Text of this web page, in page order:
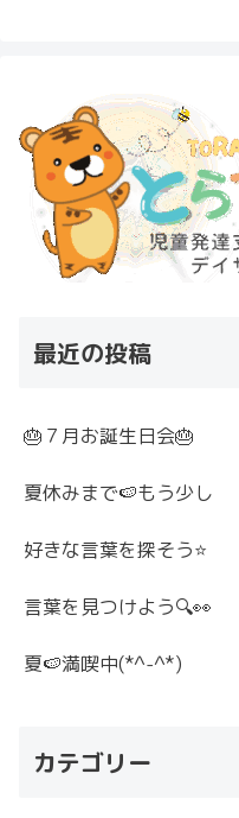
最近の投稿
🎂７月お誕生日会🎂
夏休みまで🍉もう少し
好きな言葉を探そう⭐
言葉を見つけよう🔍👀
夏🍉満喫中(*^-^*)
カテゴリー